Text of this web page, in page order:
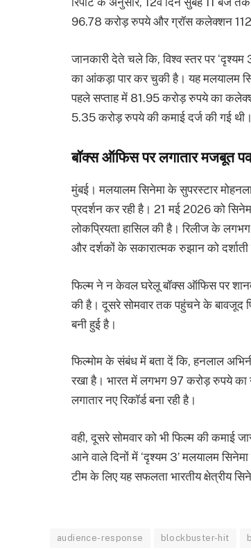
96.78 करोड़ रुपये और ग्रॉस कलेक्शन
जानकारी देते चले कि, विश्व स्तर पर
का आंकड़ा पार कर चुकी है। यह मलयालम
पहले सप्ताह में 81.95 करोड़ रुपये का
5.35 करोड़ रुपये की कमाई दर्ज की गई थी।
बॉक्स ऑफिस पर लगातार मजबूत
मुंबई। मलयालम सिनेमा के सुपरस्टार
प्रदर्शन कर रही है। 21 मई 2026 को
लोकप्रियता हासिल की है। रिलीज के
और दर्शकों के सकारात्मक रुझान को दर्शाती
फिल्म ने न केवल घरेलू बॉक्स ऑफिस पर
की है। दूसरे सोमवार तक पहुंचने के बावजूद
बनी हुई है।
फिल्मोम के संबंध में बता दें कि, हनलाल
रखा है। भारत में लगभग 97 करोड़ रुपये
लगातार नए रिकॉर्ड बना रही है।
वही, दूसरे सोमवार को भी फिल्म की कमाई
आने वाले दिनों में ‘दृश्यम 3’ मलयालम
टीम के लिए यह सफलता भारतीय क्षेत्रीय
audience-response blockbuster-hit